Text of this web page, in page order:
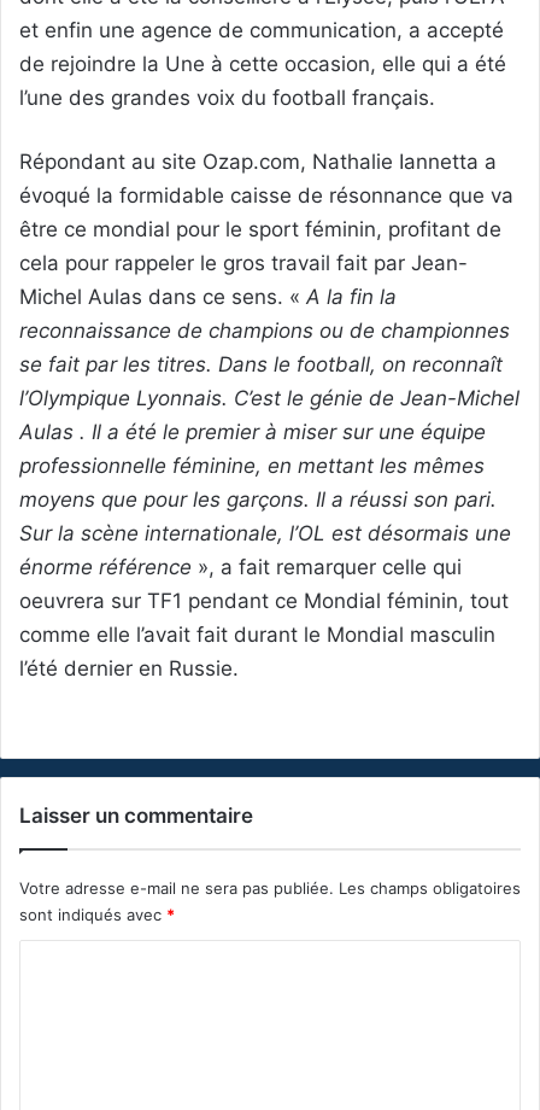
et enfin une agence de communication, a accepté
de rejoindre la Une à cette occasion, elle qui a été
l’une des grandes voix du football français.
Répondant au site Ozap.com, Nathalie Iannetta a
évoqué la formidable caisse de résonnance que va
être ce mondial pour le sport féminin, profitant de
cela pour rappeler le gros travail fait par Jean-
Michel Aulas dans ce sens. «A la fin la
reconnaissance de champions ou de championnes
se fait par les titres. Dans le football, on reconnaît
l’Olympique Lyonnais. C’est le génie de Jean-Michel
Aulas . Il a été le premier à miser sur une équipe
professionnelle féminine, en mettant les mêmes
moyens que pour les garçons. Il a réussi son pari.
Sur la scène internationale, l’OL est désormais une
énorme référence », a fait remarquer celle qui
oeuvrera sur TF1 pendant ce Mondial féminin, tout
comme elle l’avait fait durant le Mondial masculin
l’été dernier en Russie.
Laisser un commentaire
Votre adresse e-mail ne sera pas publiée. Les champs obligatoires
sont indiqués avec *